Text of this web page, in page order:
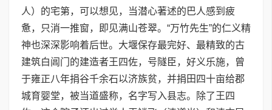
人）的宅第，可以想见，当潜心著述的巴人感到疲
惫，只消一推窗，即见满山苍翠。“万竹先生”的仁义精
神也深深影响着后世。大堰保存最完好、最精致的古
建筑白阊门的建造者王四佐，号隧臣，好义乐施，曾
于雍正八年捐谷千余石以济族贫，并捐田四十亩给郡
城育婴堂，被当道盛称，名字写入县志。除了王四